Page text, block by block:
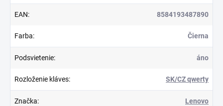
EAN: 8584193487890
Farba: Čierna
Podsvietenie: áno
Rozloženie kláves: SK/CZ qwerty
Značka: Lenovo